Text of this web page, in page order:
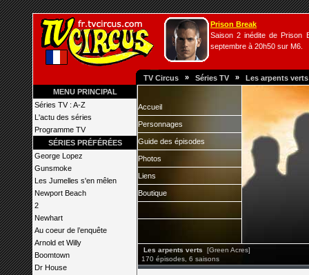
Prison Break
Saison 2 inédite de Prison
septembre à 20h50 sur M6.
TV Circus » Séries TV » Les arpents verts
MENU PRINCIPAL
Séries TV : A-Z
L'actu des séries
Programme TV
SÉRIES PRÉFÉRÉES
George Lopez
Gunsmoke
Les Jumelles s'en mêlen
Newport Beach
2
Newhart
Au coeur de l’enquête
Arnold et Willy
Boomtown
Dr House
Accueil
Personnages
Guide des épisodes
Photos
Liens
Boutique
Les arpents verts
[Green Acres]
170 épisodes, 6 saisons